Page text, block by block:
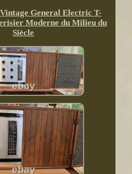
General Electric T-
Moderne du Milieu du
Siècle